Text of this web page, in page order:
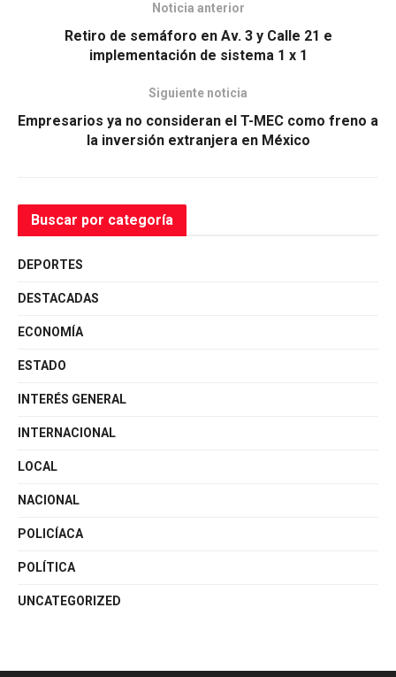
Noticia anterior
Retiro de semáforo en Av. 3 y Calle 21 e
implementación de sistema 1 x 1
Siguiente noticia
Empresarios ya no consideran el T-MEC como freno a
la inversión extranjera en México
Buscar por categoría
DEPORTES
DESTACADAS
ECONOMÍA
ESTADO
INTERÉS GENERAL
INTERNACIONAL
LOCAL
NACIONAL
POLICÍACA
POLÍTICA
UNCATEGORIZED